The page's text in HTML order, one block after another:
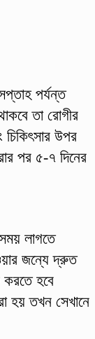
পর্যন্ত
তা রোগীর
উপর
পর ৫-৭ দিনের
লাগতে
জন্যে দ্রুত
হবে
হয় তখন সেখানে